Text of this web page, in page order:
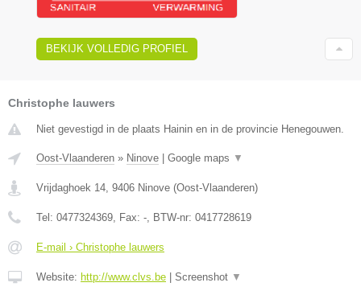
BEKIJK VOLLEDIG PROFIEL
Christophe lauwers
Niet gevestigd in de plaats Hainin en in de provincie Henegouwen.
Oost-Vlaanderen » Ninove Google maps ▼
Vrijdaghoek 14, 9406 Ninove (Oost-Vlaanderen)
Tel: 0477324369, Fax: -, BTW-nr: 0417728619
E-mail › Christophe lauwers
Website: http://www.clvs.be Screenshot ▼